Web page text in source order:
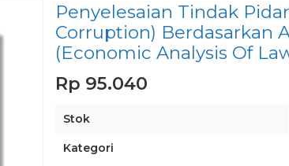
Penyelesaian Tindak
Corruption) Berdasarkan
(Economic Analysis Of
Rp 95.040
Stok
Kategori